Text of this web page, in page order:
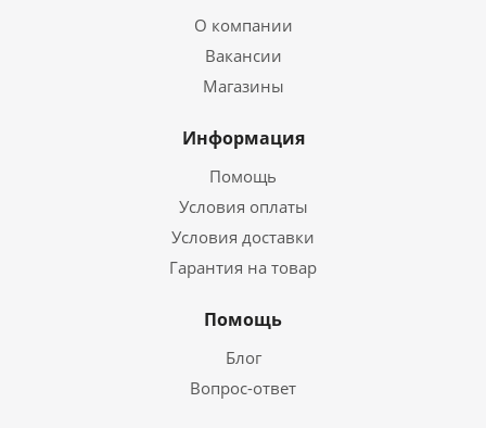
О компании
Вакансии
Магазины
Информация
Помощь
Условия оплаты
Условия доставки
Гарантия на товар
Помощь
Блог
Вопрос-ответ